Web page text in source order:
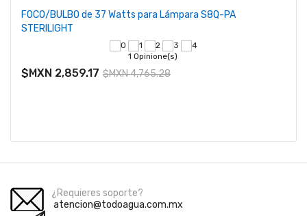
FOCO/BULBO de 37 Watts para Lámpara S8Q-PA
STERILIGHT
1 Opinione(s)
$MXN 2,859.17 $MXN 4,765.28
¿Requieres soporte?
atencion@todoagua.com.mx